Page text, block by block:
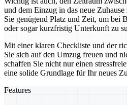
und dem Einzug in das neue
Sie genügend Platz und Zeit, um bei
oder sogar kurzfristig Unterkunft zu
Mit einer klaren Checkliste und der
Sie sich auf den Umzug freuen und
schaffen Sie nicht nur einen
eine solide Grundlage für Ihr neues
Features